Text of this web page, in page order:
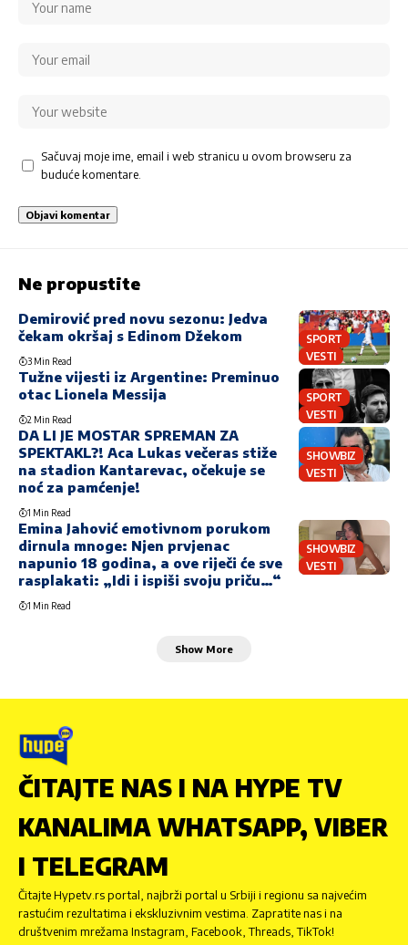
Sačuvaj moje ime, email i web stranicu u ovom browseru za
buduće komentare.
Ne propustite
SPORT
VESTI
Demirović pred novu sezonu: Jedva
čekam okršaj s Edinom Džekom
3 Min Read
SPORT
VESTI
Tužne vijesti iz Argentine: Preminuo
otac Lionela Messija
2 Min Read
SHOWBIZ
VESTI
DA LI JE MOSTAR SPREMAN ZA
SPEKTAKL?! Aca Lukas večeras stiže
na stadion Kantarevac, očekuje se
noć za pamćenje!
1 Min Read
SHOWBIZ
VESTI
Emina Jahović emotivnom porukom
dirnula mnoge: Njen prvjenac
napunio 18 godina, a ove riječi će sve
rasplakati: „Idi i ispiši svoju priču…“
1 Min Read
Show More
ČITAJTE NAS I NA HYPE TV
KANALIMA WHATSAPP, VIBER
I TELEGRAM
Čitajte Hypetv.rs portal, najbrži portal u Srbiji i regionu sa najvećim
rastućim rezultatima i ekskluzivnim vestima. Zapratite nas i na
društvenim mrežama Instagram, Facebook, Threads, TikTok!